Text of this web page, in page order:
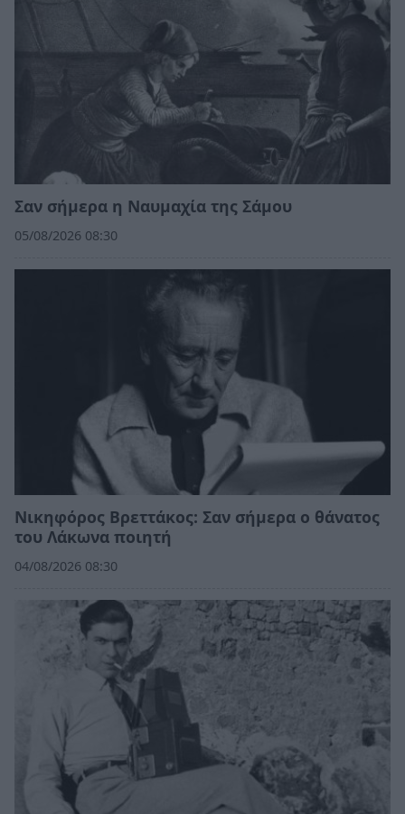
Σαν σήμερα η Ναυμαχία της Σάμου
05/08/2026 08:30
Νικηφόρος Βρεττάκος: Σαν σήμερα ο θάνατος
του Λάκωνα ποιητή
04/08/2026 08:30